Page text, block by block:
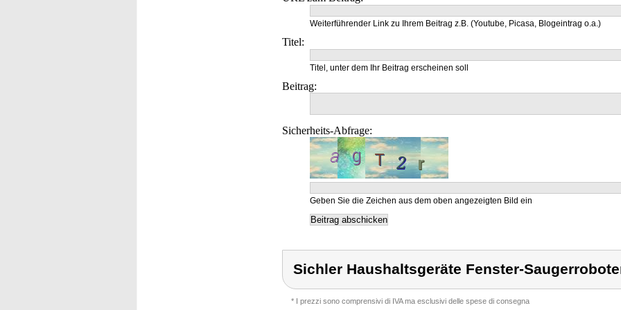
Weiterführender Link zu Ihrem Beitrag z.B. (Youtube, Picasa, Blogeintrag o.a.)
Titel:
Titel, unter dem Ihr Beitrag erscheinen soll
Beitrag:
Sicherheits-Abfrage:
Geben Sie die Zeichen aus dem oben angezeigten Bild ein
Sichler Haushaltsgeräte Fenster-
* I prezzi sono comprensivi di IVA ma esclusivi delle spese di consegna